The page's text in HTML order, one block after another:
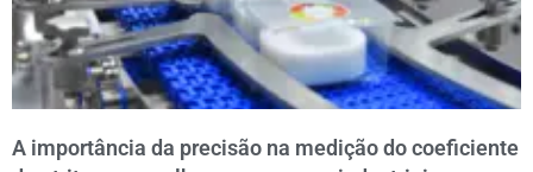
A importância da precisão na medição do coeficiente